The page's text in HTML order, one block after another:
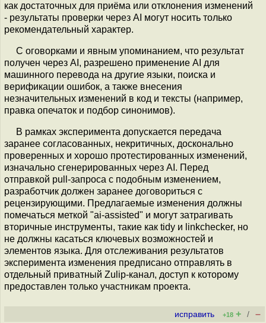
как достаточных для приёма или отклонения изменений
- результаты проверки через AI могут носить только
рекомендательный характер.
С оговорками и явным упоминанием, что результат
получен через AI, разрешено применение AI для
машинного перевода на другие языки, поиска и
верификации ошибок, а также внесения
незначительных изменений в код и тексты (например,
правка опечаток и подбор синонимов).
В рамках эксперимента допускается передача
заранее согласованных, некритичных, досконально
проверенных и хорошо протестированных изменений,
изначально сгенерированных через AI. Перед
отправкой pull-запроса c подобным изменением,
разработчик должен заранее договориться с
рецензирующими. Предлагаемые изменения должны
помечаться меткой "ai-assisted" и могут затрагивать
вторичные инструменты, такие как tidy и linkchecker, но
не должны касаться ключевых возможностей и
элементов языка. Для отслеживания результатов
эксперимента изменения предписано отправлять в
отдельный приватный Zulip-канал, доступ к которому
предоставлен только участникам проекта.
исправить +18 + / –